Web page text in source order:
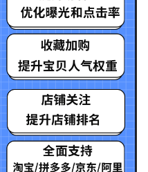
宝店铺？
提升淘宝访客流量的终极指南：让店铺人气直线飙升
淘宝补单是否需要结合流量补充？还需关注哪些关键数据？
淘宝标题怎么改？掌握技巧，让流量与销量双起飞
《新店起航！揭秘淘宝流量提升的神奇密码》
然流量？